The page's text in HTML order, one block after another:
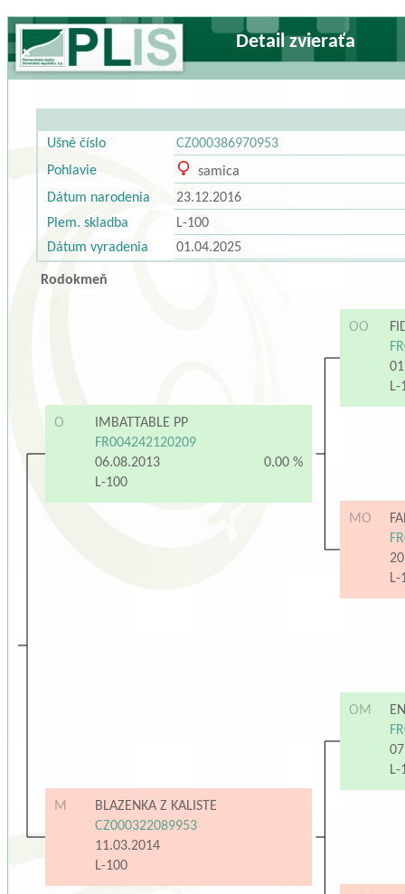
Detail zvieraťa
Ušné číslo
CZ000386970953
Pohlavie
samica
Dátum narodenia
23.12.2016
Plem. skladba
L-100
Dátum vyradenia
01.04.2025
Rodokmeň
O
IMBATTABLE PP
FR004242120209
06.08.2013
0.00 %
L-100
OO
MO
M
BLAZENKA Z KALISTE
CZ000322089953
11.03.2014
L-100
OM